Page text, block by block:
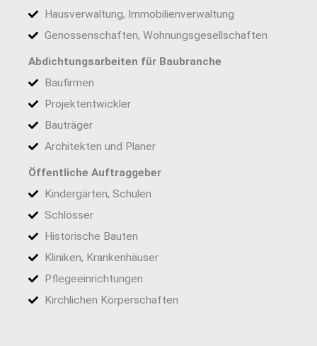
Hausverwaltung, Immobilienverwaltung
Genossenschaften, Wohnungsgesellschaften
Abdichtungsarbeiten für Baubranche
Baufirmen
Projektentwickler
Bauträger
Architekten und Planer
Öffentliche Auftraggeber
Kindergärten, Schulen
Schlösser
Historische Bauten
Kliniken, Krankenhäuser
Pflegeeinrichtungen
Kirchlichen Körperschaften